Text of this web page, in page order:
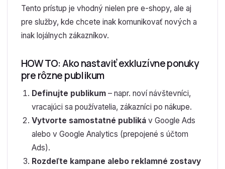
Tento prístup je vhodný nielen pre e-shopy, ale aj
pre služby, kde chcete inak komunikovať nových a
inak lojálnych zákazníkov.
HOW TO: Ako nastaviť exkluzívne ponuky
pre rôzne publikum
Definujte publikum– napr. noví návštevníci,
vracajúci sa používatelia, zákazníci po nákupe.
Vytvorte samostatné publikáv Google Ads
alebo v Google Analytics (prepojené s účtom
Ads).
Rozdeľte kampane alebo reklamné zostavy